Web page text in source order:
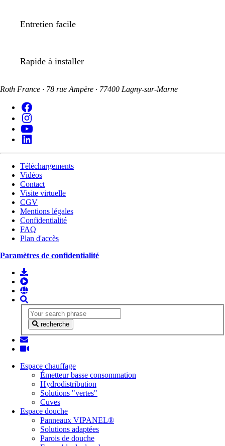
Entretien facile
Rapide à installer
Roth France · 78 rue Ampère · 77400 Lagny-sur-Marne
Téléchargements
Vidéos
Contact
Visite virtuelle
CGV
Mentions légales
Confidentialité
FAQ
Plan d'accès
Paramètres de confidentialité
recherche
Espace chauffage
Émetteur basse consommation
Hydrodistribution
Solutions "vertes"
Cuves
Espace douche
Panneaux VIPANEL®
Solutions adaptées
Parois de douche